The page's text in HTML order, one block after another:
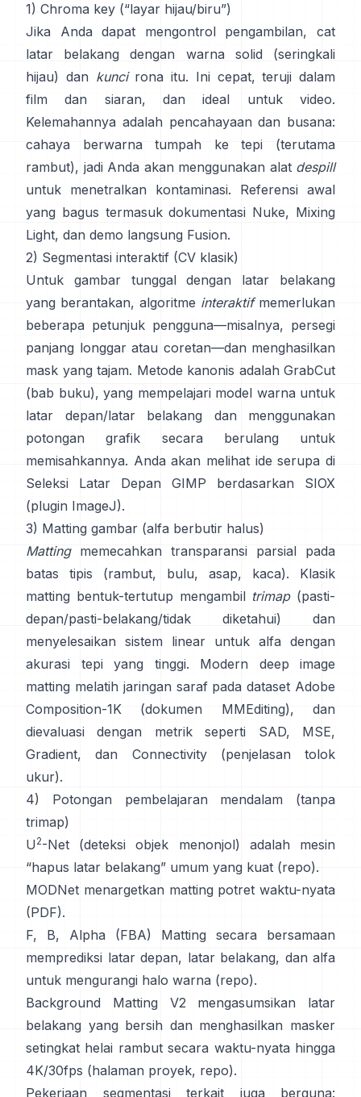
1) Chroma key (“layar hijau/biru”)
Jika Anda dapat mengontrol pengambilan, cat
latar belakang dengan warna solid (seringkali
hijau) dan kuncirona itu. Ini cepat, teruji dalam
film dan siaran, dan ideal untuk video.
Kelemahannya adalah pencahayaan dan busana:
cahaya berwarna tumpah ke tepi (terutama
rambut), jadi Anda akan menggunakan alat despill
untuk menetralkan kontaminasi. Referensi awal
yang bagus termasukdokumentasi Nuke, Mixing
Light, dan demo langsung Fusion.
2) Segmentasi interaktif (CV klasik)
Untuk gambar tunggal dengan latar belakang
yang berantakan, algoritme interaktifmemerlukan
beberapa petunjuk pengguna—misalnya, persegi
panjang longgar atau coretan—dan menghasilkan
mask yang tajam. Metode kanonis adalah GrabCut
(bab buku), yang mempelajari model warna untuk
latar depan/latar belakang dan menggunakan
potongan grafik secara berulang untuk
memisahkannya. Anda akan melihat ide serupa di
Seleksi Latar Depan GIMP berdasarkan
SIOX
(plugin ImageJ).
3) Matting gambar (alfa berbutir halus)
Mattingmemecahkan transparansi parsial pada
batas tipis (rambut, bulu, asap, kaca). Klasik
matting bentuk-tertutup mengambil trimap(pasti-
depan/pasti-belakang/tidak diketahui) dan
menyelesaikan sistem linear untuk alfa dengan
akurasi tepi yang tinggi. Modern
deep image
matting melatih jaringan saraf pada dataset Adobe
Composition-1K (dokumen MMEditing), dan
dievaluasi dengan metrik seperti
SAD, MSE,
Gradient, dan Connectivity (penjelasan tolok
ukur).
4) Potongan pembelajaran mendalam (tanpa
trimap)
U 2-Net (deteksi objek menonjol) adalah mesin
“hapus latar belakang” umum yang kuat (repo).
MODNet menargetkan matting potret waktu-nyata
(PDF).
F, B, Alpha (FBA) Matting secara bersamaan
memprediksi latar depan, latar belakang, dan alfa
untuk mengurangi halo warna (repo).
Background Matting V2 mengasumsikan latar
belakang yang bersih dan menghasilkan masker
setingkat helai rambut secara waktu-nyata hingga
4K/30fps (halaman proyek, repo).
Pekerjaan segmentasi terkait juga berguna: